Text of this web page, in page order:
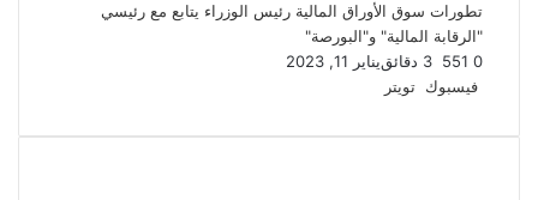
تطورات سوق الأوراق المالية رئيس الوزراء يتابع مع رئيسي
"الرقابة المالية" و"البورصة"
يناير 11, 2023
0
فيسبوك تويتر
البريد